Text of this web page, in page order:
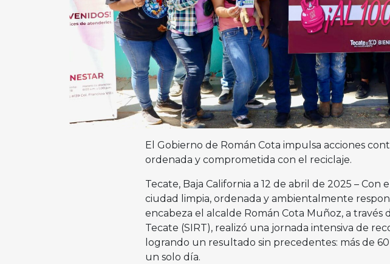
El Gobierno de Román Cota impulsa acciones
ordenada y comprometida con el reciclaje.
Tecate, Baja California a 12 de abril de 2025 –
ciudad limpia, ordenada y ambientalmente
encabeza el alcalde Román Cota Muñoz, a través
Tecate (SIRT), realizó una jornada intensiva de
logrando un resultado sin precedentes: más de
un solo día.